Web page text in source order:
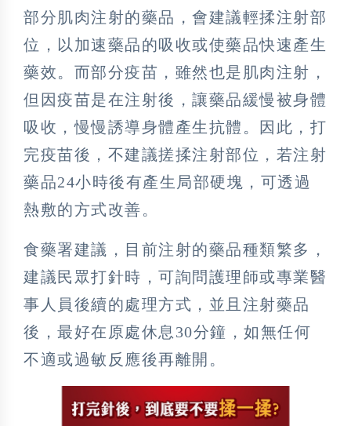
部分肌肉注射的藥品，會建議輕揉注射部
位，以加速藥品的吸收或使藥品快速產生
藥效。而部分疫苗，雖然也是肌肉注射，
但因疫苗是在注射後，讓藥品緩慢被身體
吸收，慢慢誘導身體產生抗體。因此，打
完疫苗後，不建議搓揉注射部位，若注射
藥品24小時後有產生局部硬塊，可透過
熱敷的方式改善。
食藥署建議，目前注射的藥品種類繁多，
建議民眾打針時，可詢問護理師或專業醫
事人員後續的處理方式，並且注射藥品
後，最好在原處休息30分鐘，如無任何
不適或過敏反應後再離開。